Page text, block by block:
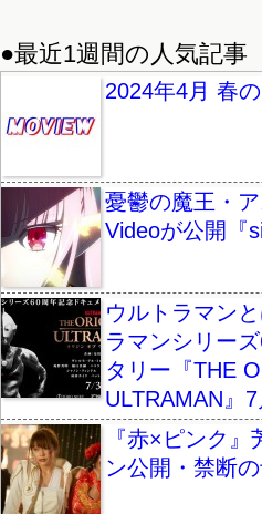
●最近1週間の人気記事
2024年4月 春
憂鬱の魔王・
Videoが公開『
ウルトラマン
ラマンシリー
タリー『THE
ULTRAMAN』
『赤×ピンク
ン公開・禁断